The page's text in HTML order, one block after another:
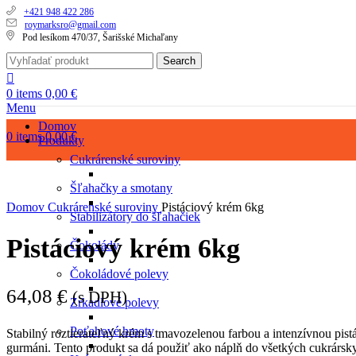
+421 948 422 286
roymarksro@gmail.com
Pod lesíkom 470/37, Šarišské Michaľany
Search
0 items 0,00 €
Menu
0 items 0,00€
Domov
Produkty
Cukrárenské suroviny
Šľahačky a smotany
Stabilizátory do šľahačiek
Čokolády
Čokoládové polevy
Zrkadlové polevy
Poťahové hmoty
Domov Cukrárenské suroviny Pistáciový krém 6kg
Pistáciový krém 6kg
64,08 € (s DPH)
Stabilný roztierateľný krém s tmavozelenou farbou a intenzívnou
gurmáni. Tento produkt sa dá použiť ako náplň do všetkých